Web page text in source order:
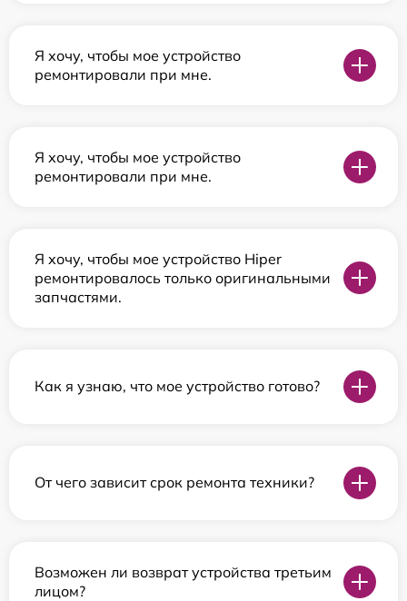
Я хочу, чтобы мое устройство
ремонтировали при мне.
Я хочу, чтобы мое устройство
ремонтировали при мне.
Я хочу, чтобы мое устройство Hiper
ремонтировалось только оригинальными
запчастями.
Как я узнаю, что мое устройство готово?
От чего зависит срок ремонта техники?
Возможен ли возврат устройства третьим
лицом?